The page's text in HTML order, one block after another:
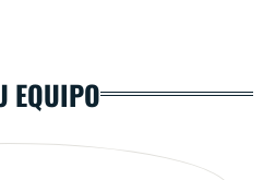
EQUIPO